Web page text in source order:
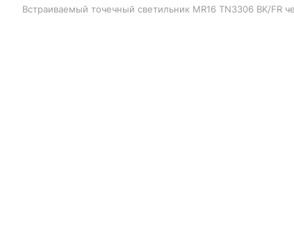
Встраиваемый точечный светильник MR16 TN3306 BK/FR